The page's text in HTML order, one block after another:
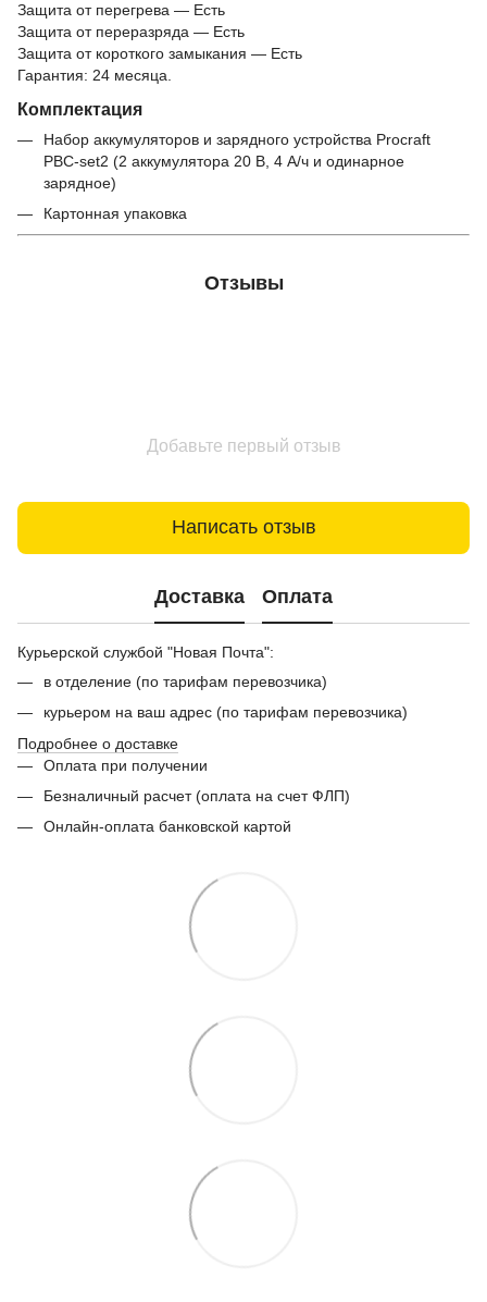
Защита от перегрева — Есть
Защита от переразряда — Есть
Защита от короткого замыкания — Есть
Гарантия: 24 месяца.
Комплектация
Набор аккумуляторов и зарядного устройства Procraft
PBC-set2 (2 аккумулятора 20 В, 4 А/ч и одинарное
зарядное)
Картонная упаковка
Отзывы
Добавьте первый отзыв
Написать отзыв
Доставка Оплата
Курьерской службой "Новая Почта":
в отделение (по тарифам перевозчика)
курьером на ваш адрес (по тарифам перевозчика)
Подробнее о доставке
Оплата при получении
Безналичный расчет (оплата на счет ФЛП)
Онлайн-оплата банковской картой